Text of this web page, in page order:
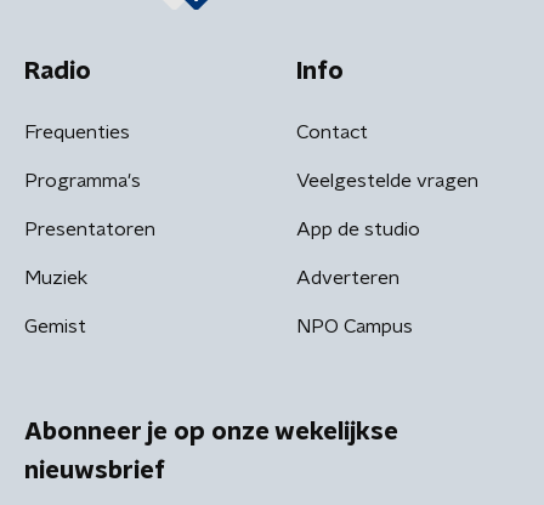
Radio
Frequenties
Programma's
Presentatoren
Muziek
Gemist
Info
Contact
Veelgestelde vragen
App de studio
Adverteren
NPO Campus
Abonneer je op onze wekelijkse
nieuwsbrief